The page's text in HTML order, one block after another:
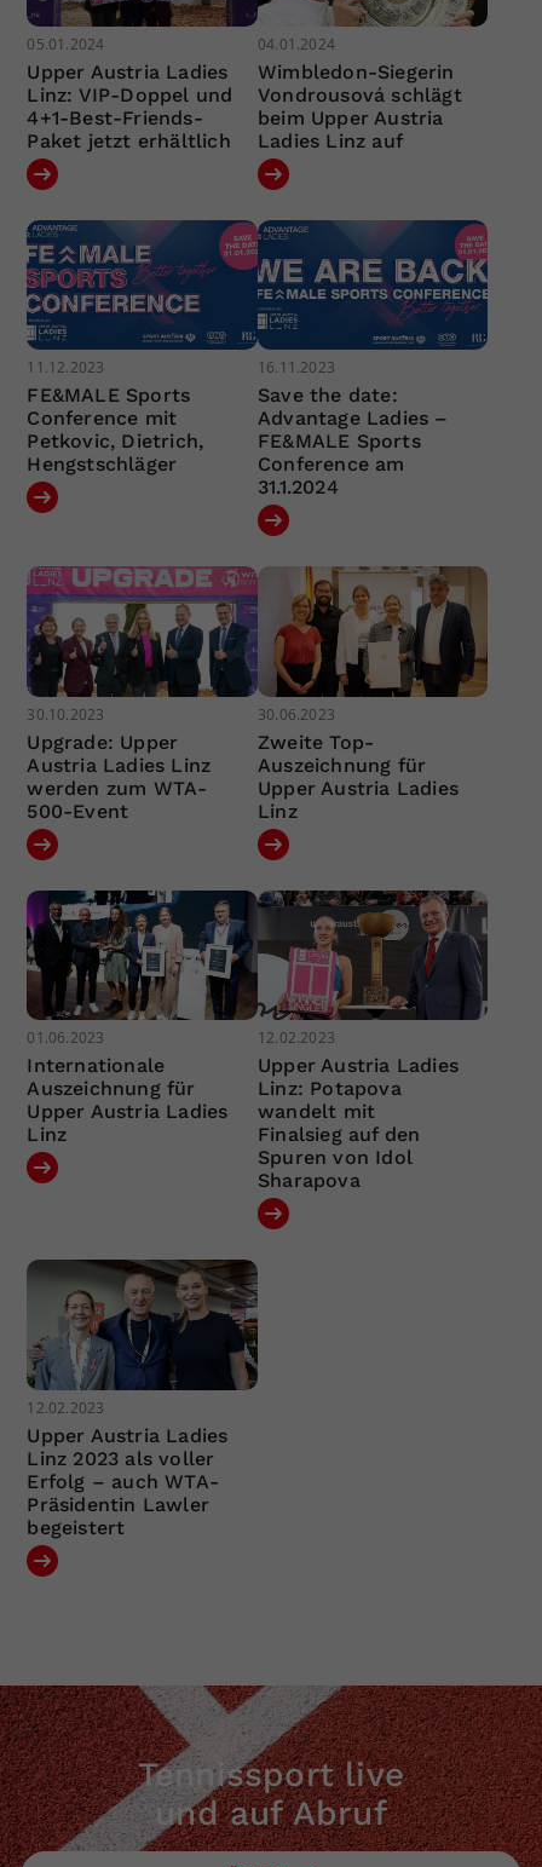
05.01.2024
Upper Austria Ladies
Linz: VIP-Doppel und
4+1-Best-Friends-
Paket jetzt erhältlich
04.01.2024
Wimbledon-Siegerin
Vondrousová schlägt
beim Upper Austria
Ladies Linz auf
11.12.2023
FE&MALE Sports
Conference mit
Petkovic, Dietrich,
Hengstschläger
16.11.2023
Save the date:
Advantage Ladies –
FE&MALE Sports
Conference am
31.1.2024
30.10.2023
Upgrade: Upper
Austria Ladies Linz
werden zum WTA-
500-Event
30.06.2023
Zweite Top-
Auszeichnung für
Upper Austria Ladies
Linz
01.06.2023
Internationale
Auszeichnung für
Upper Austria Ladies
Linz
12.02.2023
Upper Austria Ladies
Linz: Potapova
wandelt mit
Finalsieg auf den
Spuren von Idol
Sharapova
12.02.2023
Upper Austria Ladies
Linz 2023 als voller
Erfolg – auch WTA-
Präsidentin Lawler
begeistert
Tennissport live
und auf Abruf